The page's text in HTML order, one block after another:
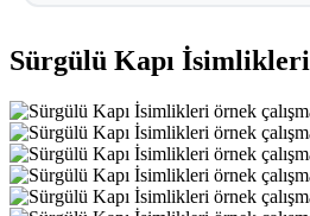
Sürgülü Kapı İsimlikleri